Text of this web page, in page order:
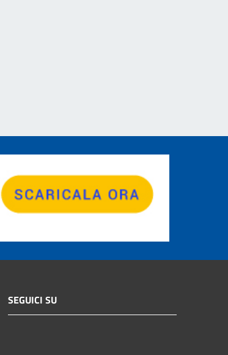
SEGUICI SU